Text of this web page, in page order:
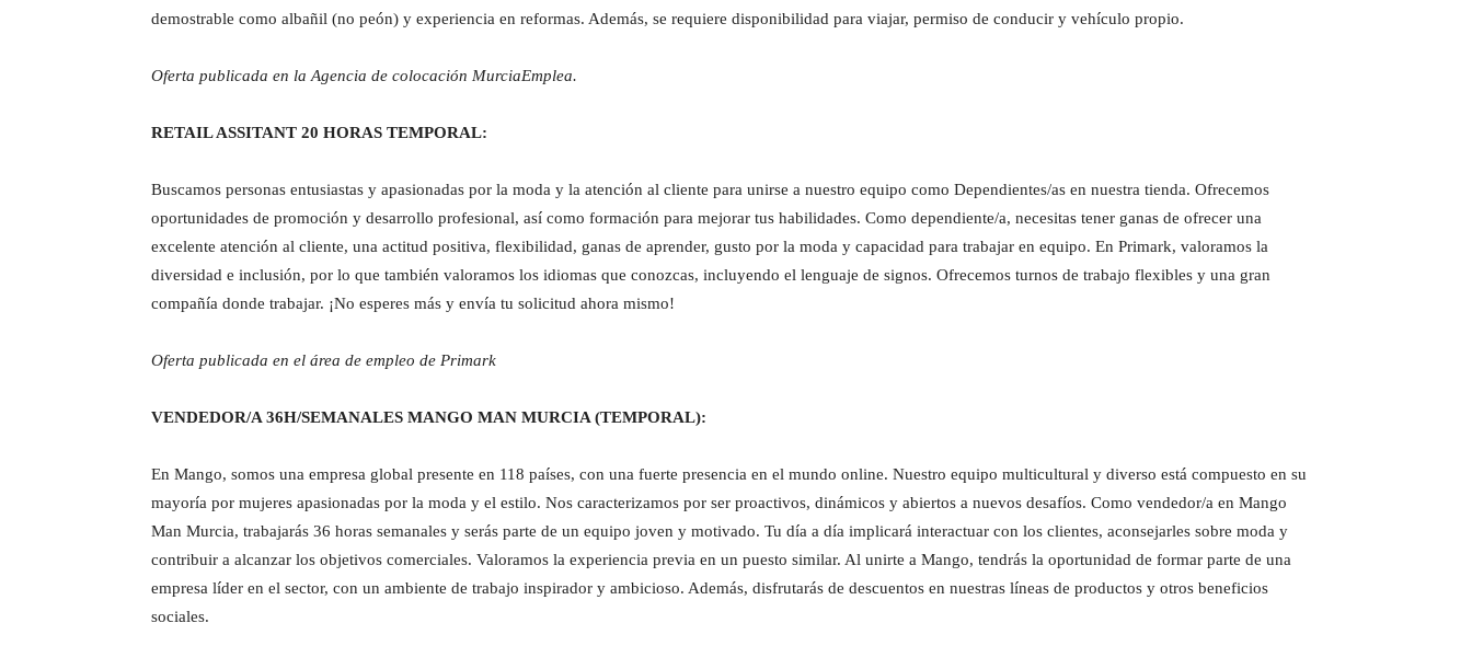
demostrable como albañil (no peón) y experiencia en reformas. Además, se requiere disponibilidad para viajar, permiso de conducir y vehículo propio.
Oferta publicada en la Agencia de colocación MurciaEmplea.
RETAIL ASSITANT 20 HORAS TEMPORAL:
Buscamos personas entusiastas y apasionadas por la moda y la atención al cliente para unirse a nuestro equipo como Dependientes/as en nuestra tienda. Ofrecemos
oportunidades de promoción y desarrollo profesional, así como formación para mejorar tus habilidades. Como dependiente/a, necesitas tener ganas de ofrecer una
excelente atención al cliente, una actitud positiva, flexibilidad, ganas de aprender, gusto por la moda y capacidad para trabajar en equipo. En Primark, valoramos la
diversidad e inclusión, por lo que también valoramos los idiomas que conozcas, incluyendo el lenguaje de signos. Ofrecemos turnos de trabajo flexibles y una gran
compañía donde trabajar. ¡No esperes más y envía tu solicitud ahora mismo!
Oferta publicada en el área de empleo de Primark
VENDEDOR/A 36H/SEMANALES MANGO MAN MURCIA (TEMPORAL):
En Mango, somos una empresa global presente en 118 países, con una fuerte presencia en el mundo online. Nuestro equipo multicultural y diverso está compuesto en su
mayoría por mujeres apasionadas por la moda y el estilo. Nos caracterizamos por ser proactivos, dinámicos y abiertos a nuevos desafíos. Como vendedor/a en Mango
Man Murcia, trabajarás 36 horas semanales y serás parte de un equipo joven y motivado. Tu día a día implicará interactuar con los clientes, aconsejarles sobre moda y
contribuir a alcanzar los objetivos comerciales. Valoramos la experiencia previa en un puesto similar. Al unirte a Mango, tendrás la oportunidad de formar parte de una
empresa líder en el sector, con un ambiente de trabajo inspirador y ambicioso. Además, disfrutarás de descuentos en nuestras líneas de productos y otros beneficios
sociales.